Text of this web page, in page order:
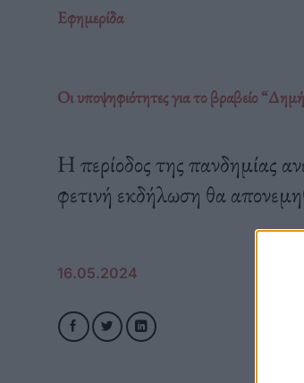
Εφημερίδα
Οι υποψηφιότητες για το βραβείο
Η περίοδος της πανδημίας
φετινή εκδήλωση θα
16.05.2024